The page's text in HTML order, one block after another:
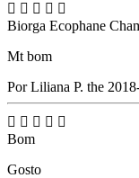
    
Biorga Ecophane
Mt bom
Por Liliana P. the
    
Bom
Gosto